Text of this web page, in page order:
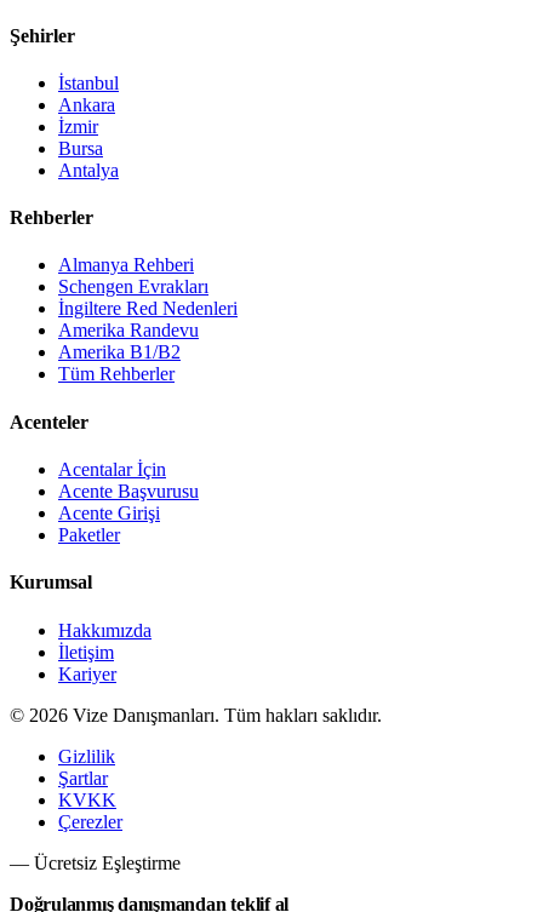
Şehirler
İstanbul
Ankara
İzmir
Bursa
Antalya
Rehberler
Almanya Rehberi
Schengen Evrakları
İngiltere Red Nedenleri
Amerika Randevu
Amerika B1/B2
Tüm Rehberler
Acenteler
Acentalar İçin
Acente Başvurusu
Acente Girişi
Paketler
Kurumsal
Hakkımızda
İletişim
Kariyer
© 2026 Vize Danışmanları. Tüm hakları saklıdır.
Gizlilik
Şartlar
KVKK
Çerezler
— Ücretsiz Eşleştirme
Doğrulanmış danışmandan teklif al